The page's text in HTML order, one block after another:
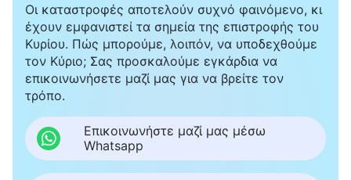
Οι καταστροφές αποτελούν συχνό φαινόμενο, κι
έχουν εμφανιστεί τα σημεία της επιστροφής του
Κυρίου. Πώς μπορούμε, λοιπόν, να υποδεχθούμε
τον Κύριο; Σας προσκαλούμε εγκάρδια να
επικοινωνήσετε μαζί μας για να βρείτε τον
τρόπο.
Επικοινωνήστε μαζί μας μέσω
Whatsapp